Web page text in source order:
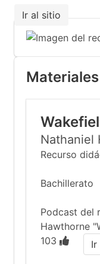
Ir al sitio
Nathaniel
Recurso
Bachillerato
Podcast del
Hawthorne
103
Ir